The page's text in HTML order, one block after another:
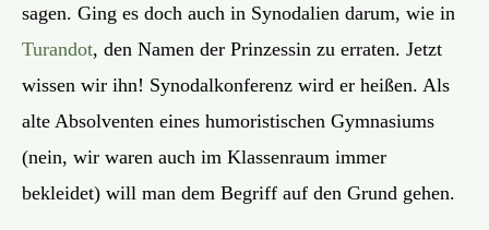
sagen. Ging es doch auch in Synodalien darum, wie in
Turandot, den Namen der Prinzessin zu erraten. Jetzt
wissen wir ihn! Synodalkonferenz wird er heißen. Als
alte Absolventen eines humoristischen Gymnasiums
(nein, wir waren auch im Klassenraum immer
bekleidet) will man dem Begriff auf den Grund gehen.